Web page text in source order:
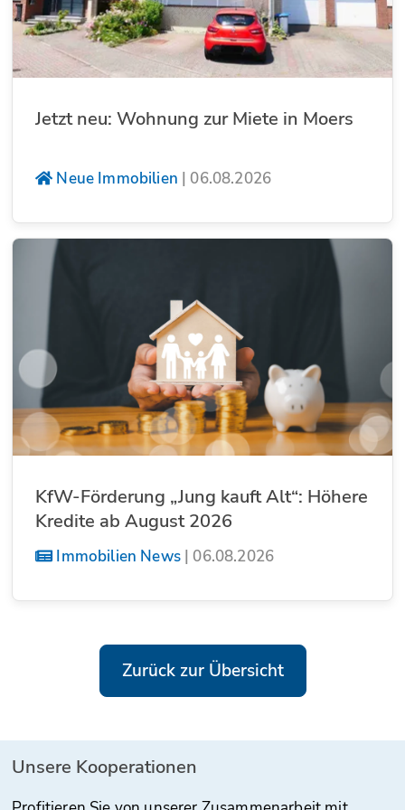
Jetzt neu: Wohnung zur Miete in Moers
Neue Immobilien | 06.08.2026
KfW-Förderung „Jung kauft Alt“: Höhere
Kredite ab August 2026
Immobilien News| 06.08.2026
Zurück zur Übersicht
Unsere Kooperationen